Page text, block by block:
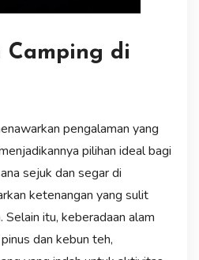
Camping di
pengalaman yang
pilihan ideal bagi
sejuk dan segar di
ketenangan yang sulit
itu, keberadaan alam
dan kebun teh,